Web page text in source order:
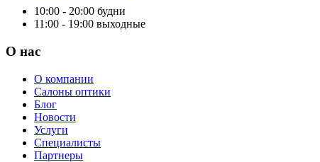
10:00 - 20:00 будни
11:00 - 19:00 выходные
О нас
О компании
Салоны оптики
Блог
Новости
Услуги
Специалисты
Партнеры